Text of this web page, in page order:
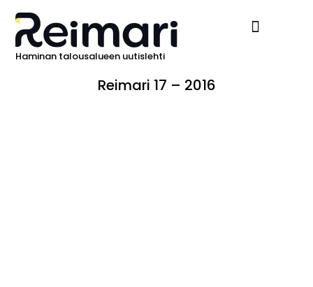
Haminan talousalueen uutislehti
Reimari 17 – 2016